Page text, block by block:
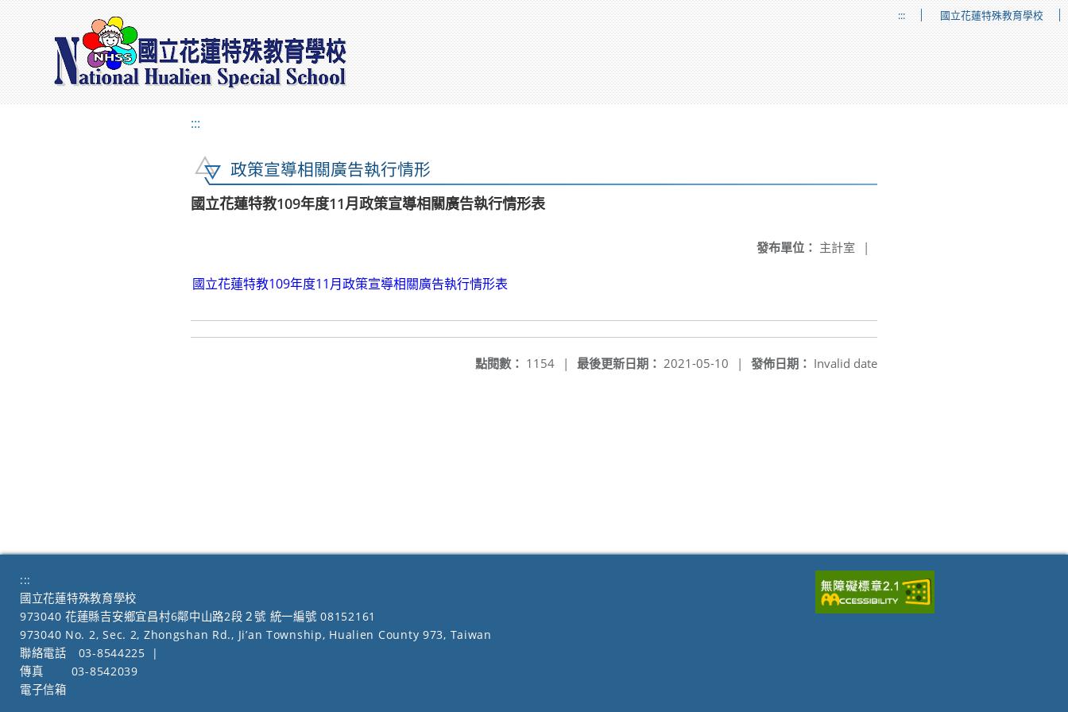
::: 國立花蓮特殊教育學校
:::
政策宣導相關廣告執行情形
國立花蓮特教109年度11月政策宣導相關廣告執行情形表
發布單位： 主計室 |
國立花蓮特教109年度11月政策宣導相關廣告執行情形表
發佈日期： Invalid date
最後更新日期： 2021-05-10 |
點閱數： 1154 |
:::
國立花蓮特殊教育學校
973040 花蓮縣吉安鄉宜昌村6鄰中山路2段２號 統一編號 08152161
973040 No. 2, Sec. 2, Zhongshan Rd., Ji’an Township, Hualien County 973, Taiwan
聯絡電話
03-8544225
|
傳真
03-8542039
電子信箱